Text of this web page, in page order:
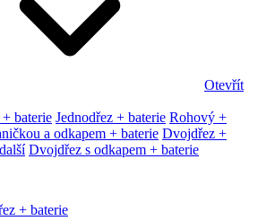
Otevřít
baterie Jednodřez + baterie Rohový +
a odkapem + baterie Dvojdřez +
Dvojdřez s odkapem + baterie
+ baterie